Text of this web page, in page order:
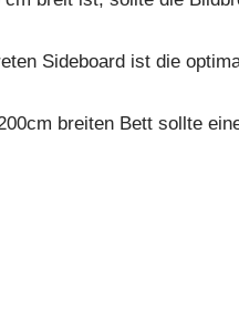
Sideboard ist die
breiten Bett sollte